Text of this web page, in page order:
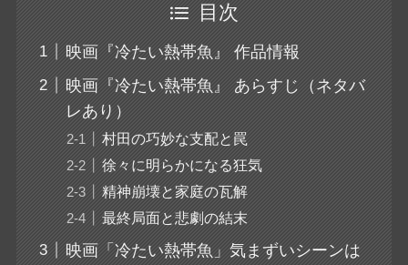
目次
映画『冷たい熱帯魚』 作品情報
映画『冷たい熱帯魚』 あらすじ（ネタバ
レあり）
村田の巧妙な支配と罠
徐々に明らかになる狂気
精神崩壊と家庭の瓦解
最終局面と悲劇の結末
映画「冷たい熱帯魚」気まずいシーンは